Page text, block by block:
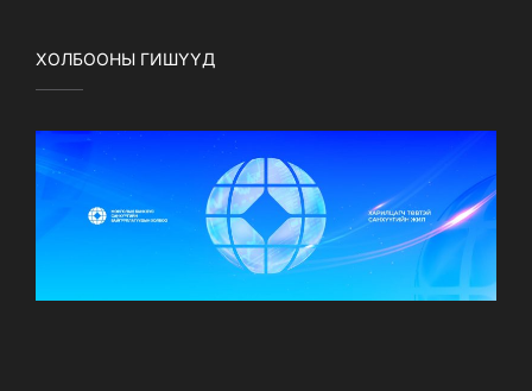
ХОЛБООНЫ ГИШҮҮД